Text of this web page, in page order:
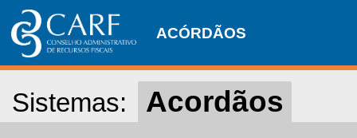
ACÓRDÃOS
Sistemas: Acordãos